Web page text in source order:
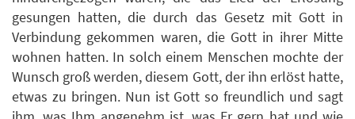
gesungen hatten, die durch das Gesetz mit Gott in
Verbindung gekommen waren, die Gott in ihrer Mitte
wohnen hatten. In solch einem Menschen mochte der
Wunsch groß werden, diesem Gott, der ihn erlöst hatte,
etwas zu bringen. Nun ist Gott so freundlich und sagt